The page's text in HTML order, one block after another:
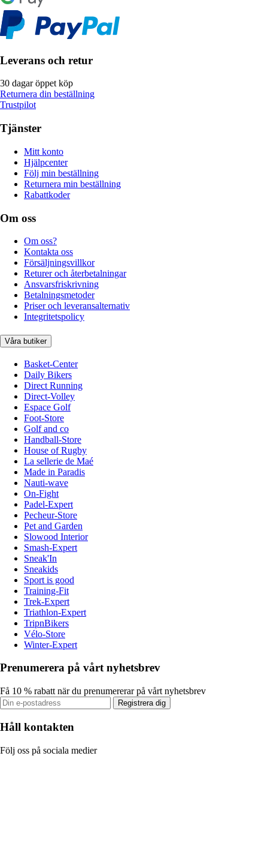
Leverans och retur
30 dagar öppet köp
Returnera din beställning
Trustpilot
Tjänster
Mitt konto
Hjälpcenter
Följ min beställning
Returnera min beställning
Rabattkoder
Om oss
Om oss?
Kontakta oss
Försäljningsvillkor
Returer och återbetalningar
Ansvarsfriskrivning
Betalningsmetoder
Priser och leveransalternativ
Integritetspolicy
Våra butiker
Basket-Center
Daily Bikers
Direct Running
Direct-Volley
Espace Golf
Foot-Store
Golf and co
Handball-Store
House of Rugby
La sellerie de Maé
Made in Paradis
Nauti-wave
On-Fight
Padel-Expert
Pecheur-Store
Pet and Garden
Slowood Interior
Smash-Expert
Sneak'In
Sneakids
Sport is good
Training-Fit
Trek-Expert
Triathlon-Expert
TripnBikers
Vélo-Store
Winter-Expert
Prenumerera på vårt nyhetsbrev
Få 10 % rabatt när du prenumererar på vårt nyhetsbrev
Registrera dig
Håll kontakten
Följ oss på sociala medier